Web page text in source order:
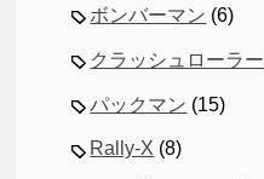
ボンバーマン (6)
クラッシュローラー
パックマン (15)
Rally-X (8)